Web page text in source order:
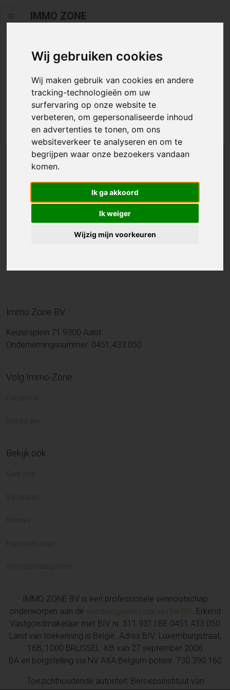
Wij gebruiken cookies
Wij maken gebruik van cookies en andere
tracking-technologieën om uw
surfervaring op onze website te
verbeteren, om gepersonaliseerde inhoud
en advertenties te tonen, om ons
websiteverkeer te analyseren en om te
begrijpen waar onze bezoekers vandaan
komen.
Ik ga akkoord
Ik weiger
Wijzig mijn voorkeuren
IMMO ZONE
Helaas staat dit zoekertje niet
meer online.
Neem zeker een kijkje in ons aanbod te koop
We helpen u graag zoeken
Maak hier een zoekprofiel aan en we houden u op
de hoogte van passend aanbod.
Immo Zone BV
Keizersplein 71 9300 Aalst
Ondernemingsnummer: 0451.433.050
Volg Immo-Zone
Facebook
Instagram
Bekijk ook
Over ons
Vacatures
Nieuws
Eigenaars login
Immoportaal partner
IMMO ZONE BV is een professionele vennootschap
onderworpen aan de deontologische code van het BIV. Erkend
Vastgoedmakelaar met BIV nr. 511 931 | BE 0451.433.050
Land van toekenning is België. Adres BIV: Luxemburgstraat,
16B, 1000 BRUSSEL. KB van 27 september 2006
BA en borgstelling via NV AXA Belgium polisnr. 730.390.160
Toezichthoudende autoriteit: Beroepsinstituut van